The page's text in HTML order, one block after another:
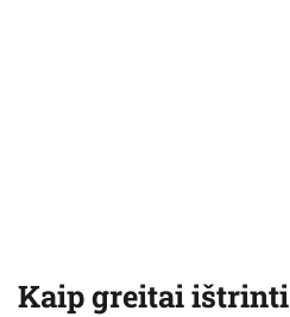
Kaip greitai ištrinti